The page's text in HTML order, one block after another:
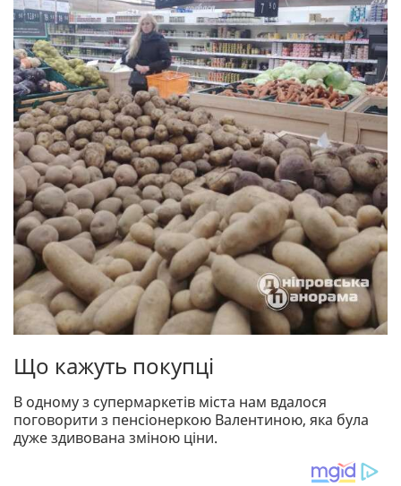
Що кажуть покупці
В одному з супермаркетів міста нам вдалося
поговорити з пенсіонеркою Валентиною, яка була
дуже здивована зміною ціни.